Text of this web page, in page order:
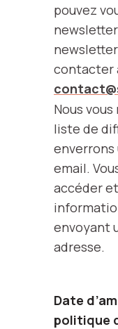
pouvez
contacter
Nous
liste de
email.
accéder
envoyant
adresse.
Date
politique